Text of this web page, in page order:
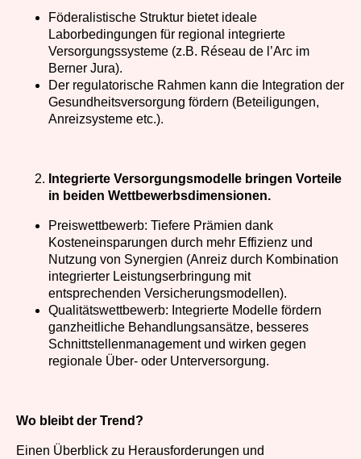
Föderalistische Struktur bietet ideale
Laborbedingungen für regional integrierte
Versorgungssysteme (z.B. Réseau de l’Arc im
Berner Jura).
Der regulatorische Rahmen kann die Integration der
Gesundheitsversorgung fördern (Beteiligungen,
Anreizsysteme etc.).
Integrierte Versorgungsmodelle bringen Vorteile
in beiden Wettbewerbsdimensionen.
Preiswettbewerb: Tiefere Prämien dank
Kosteneinsparungen durch mehr Effizienz und
Nutzung von Synergien (Anreiz durch Kombination
integrierter Leistungserbringung mit
entsprechenden Versicherungsmodellen).
Qualitätswettbewerb: Integrierte Modelle fördern
ganzheitliche Behandlungsansätze, besseres
Schnittstellenmanagement und wirken gegen
regionale Über- oder Unterversorgung.
Wo bleibt der Trend?
Einen Überblick zu Herausforderungen und